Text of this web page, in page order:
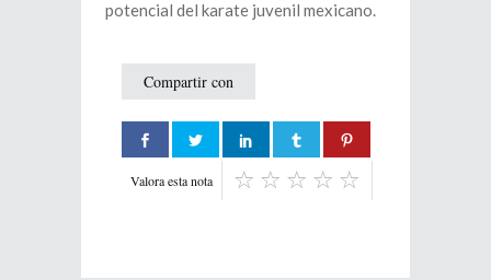
potencial del karate juvenil mexicano.
Compartir con
Valora esta nota